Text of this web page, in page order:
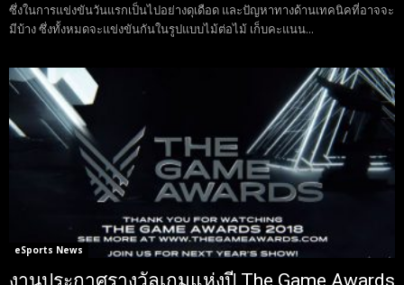
ซึ่งในการแข่งขันวันแรกเป็นไปอย่างดุเดือด และปัญหาทางด้านเทคนิคที่อาจจะ
มีบ้าง ซึ่งทั้งหมดจะแข่งขันกันในรูปแบบไม้ต่อไม้ เก็บคะแนน...
eSports News
งานประกาศรางวัลเกมแห่งปี The Game Awards